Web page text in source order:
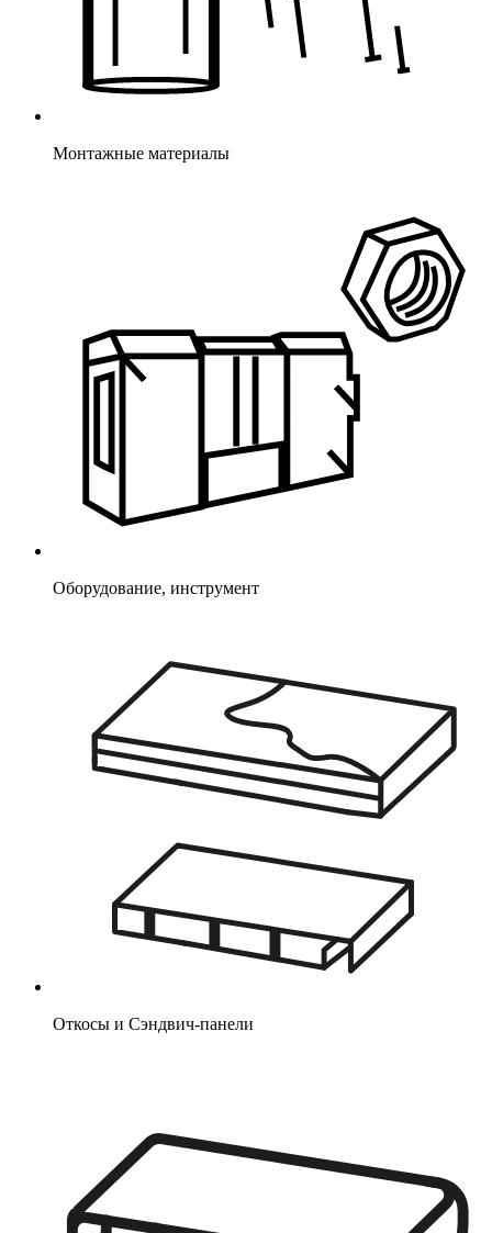
Монтажные материалы
Оборудование, инструмент
Откосы и Сэндвич-панели